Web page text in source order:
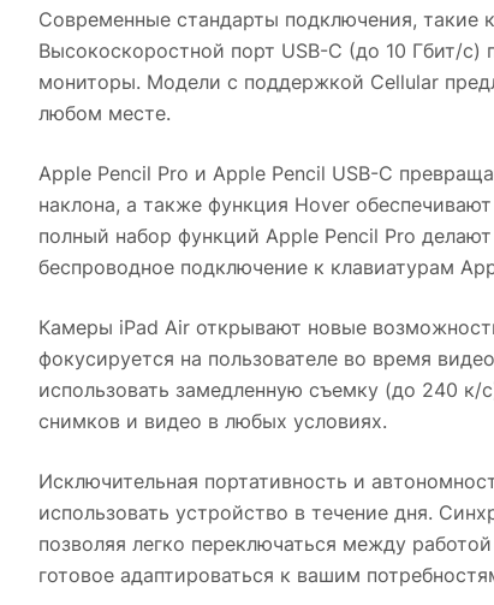
Современные стандарты подключения, такие
Высокоскоростной порт USB-C (до 10 Гбит/
мониторы. Модели с поддержкой Cellular
любом месте.
Apple Pencil Pro и Apple Pencil USB-C
наклона, а также функция Hover
полный набор функций Apple Pencil Pro
беспроводное подключение к клавиатурам
Камеры iPad Air открывают новые
фокусируется на пользователе во время
использовать замедленную съемку (до 240 к/
снимков и видео в любых условиях.
Исключительная портативность и
использовать устройство в течение дня.
позволяя легко переключаться между
готовое адаптироваться к вашим